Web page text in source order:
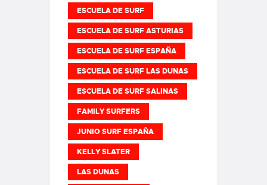
ESCUELA DE SURF
ESCUELA DE SURF ASTURIAS
ESCUELA DE SURF ESPAÑA
ESCUELA DE SURF LAS DUNAS
ESCUELA DE SURF SALINAS
FAMILY SURFERS
JUNIO SURF ESPAÑA
KELLY SLATER
LAS DUNAS